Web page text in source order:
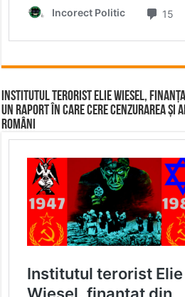
Institutul terorist Elie Wiesel,
un raport în care cere cenzurarea
români